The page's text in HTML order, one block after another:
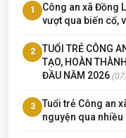
1
Công an xã Đồng
vượt qua biến cố,
2
TUỔI TRẺ CÔNG
TẠO, HOÀN
ĐẦU NĂM 2026
3
Tuổi trẻ Công an
nguyện qua